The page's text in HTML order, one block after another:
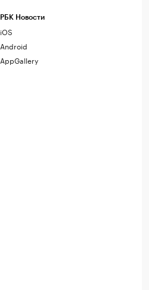
РБК Новости
iOS
Android
AppGallery